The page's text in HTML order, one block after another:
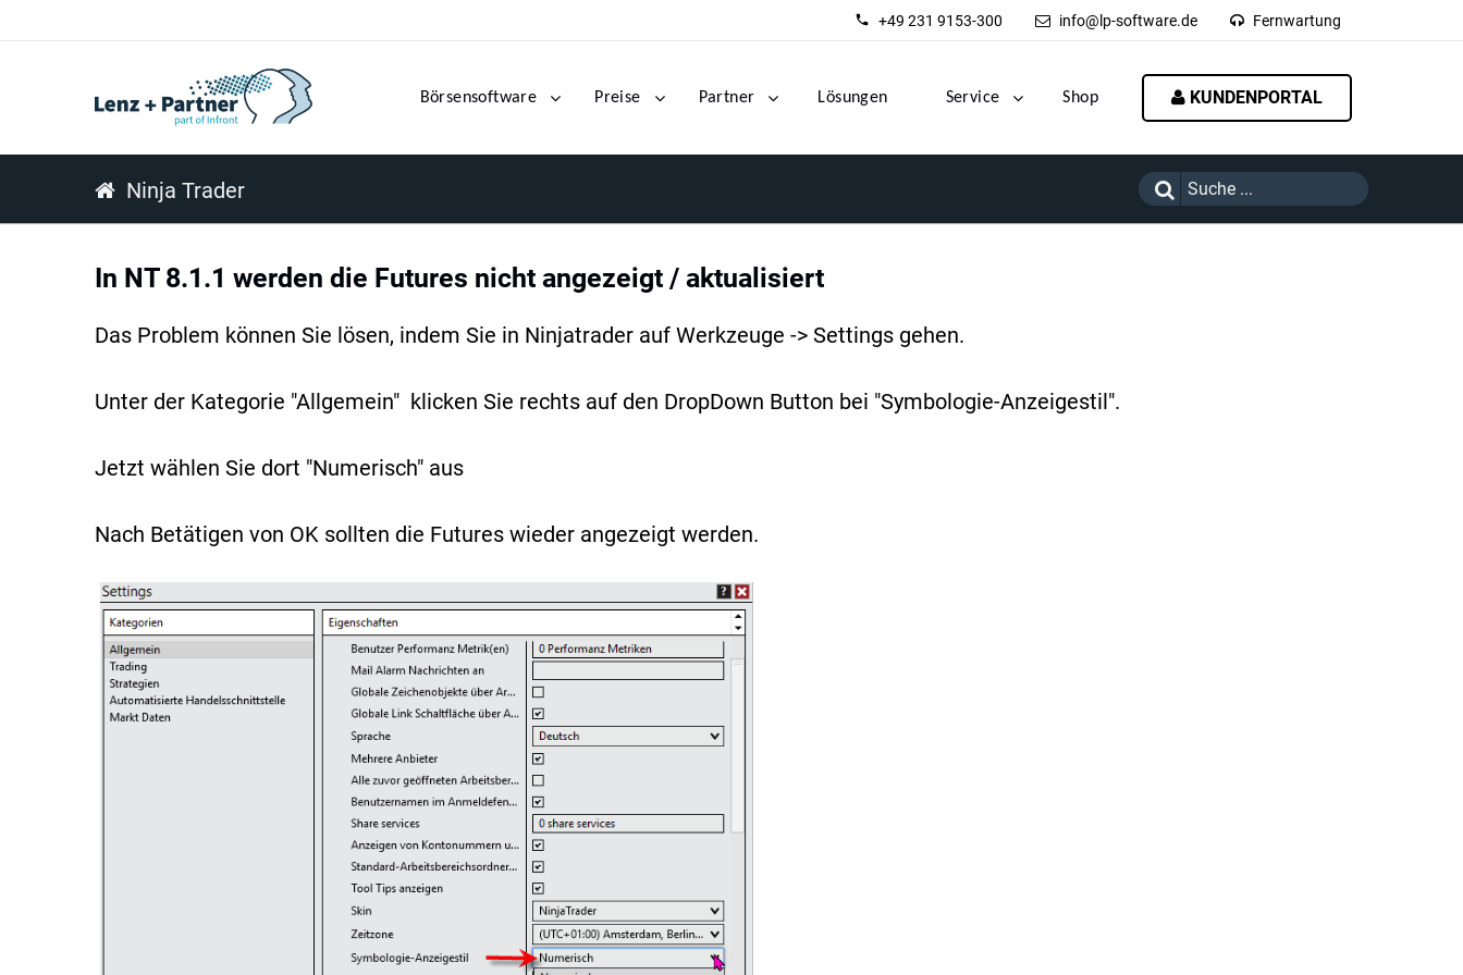
+49 231 9153-300 info@lp-software.de Fernwartung
Börsensoftware Preise Partner Lösungen Service Shop KUNDENPORTAL
Ninja Trader
In NT 8.1.1 werden die Futures nicht angezeigt / aktualisiert
Das Problem können Sie lösen, indem Sie in Ninjatrader auf Werkzeuge -> Settings gehen.
Unter der Kategorie "Allgemein" klicken Sie rechts auf den DropDown Button bei "Symbologie-Anzeigestil".
Jetzt wählen Sie dort "Numerisch" aus
Nach Betätigen von OK sollten die Futures wieder angezeigt werden.